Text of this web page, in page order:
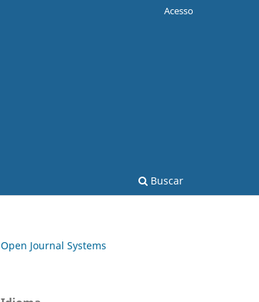
Buscar
Acesso
Open Journal Systems